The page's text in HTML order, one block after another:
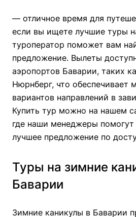
— отличное время для
если вы ищете лучшие туры
туроператор поможет вам
предложение. Вылеты
аэропортов Баварии, таких
Нюрнберг, что обеспечивает
вариантов направлений в
Купить тур можно на нашем
где наши менеджеры помогут
лучшее предложение по
Туры на зимние
Баварии
Зимние каникулы в Баварии